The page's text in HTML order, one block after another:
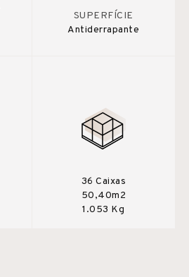
SUPERFÍCIE
Antiderrapante
36 Caixas
50,40m2
1.053 Kg